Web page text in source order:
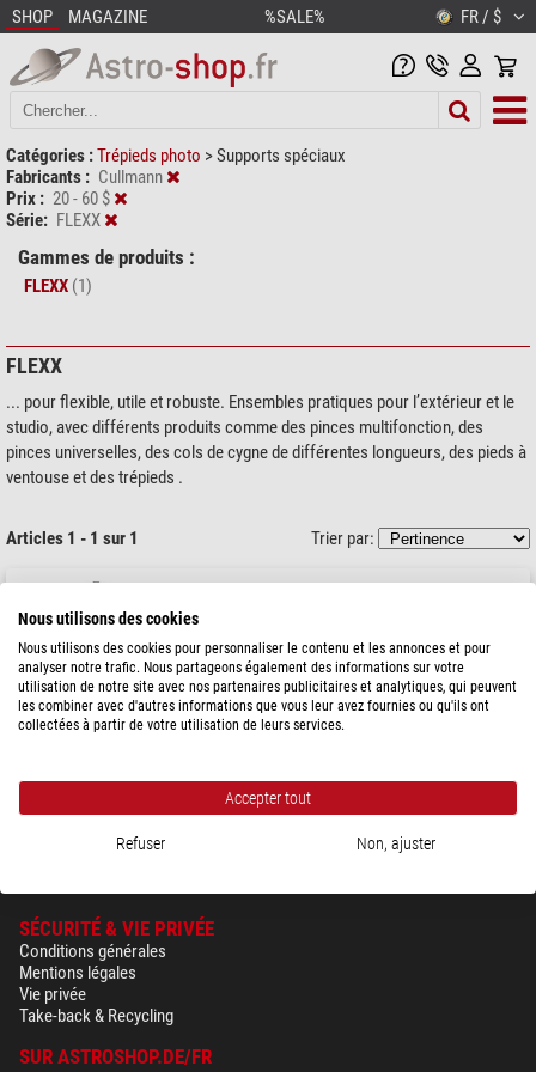
SHOP MAGAZINE %SALE% FR / $
Catégories :Trépieds photo >Supports spéciaux
Fabricants : Cullmann
Prix : 20 - 60 $
Série: FLEXX
Gammes de produits :
FLEXX (1)
FLEXX
... pour flexible, utile et robuste. Ensembles pratiques pour l’extérieur et le
studio, avec différents produits comme des pinces multifonction, des
pinces universelles, des cols de cygne de différentes longueurs, des pieds à
ventouse et des trépieds .
Articles 1 - 1 sur 1 Trier par:
48,90 $
SÉCURITÉ & VIE PRIVÉE
Conditions générales
Mentions légales
Vie privée
Take-back & Recycling
SUR ASTROSHOP.DE/FR
Nous utilisons des cookies
Nous utilisons des cookies pour personnaliser le contenu et les annonces et pour
analyser notre trafic. Nous partageons également des informations sur votre
utilisation de notre site avec nos partenaires publicitaires et analytiques, qui peuvent
les combiner avec d'autres informations que vous leur avez fournies ou qu'ils ont
collectées à partir de votre utilisation de leurs services.
Accepter tout
Refuser Non, ajuster